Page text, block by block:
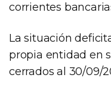
corrientes
La situación
propia entidad en
cerrados al 30/09/